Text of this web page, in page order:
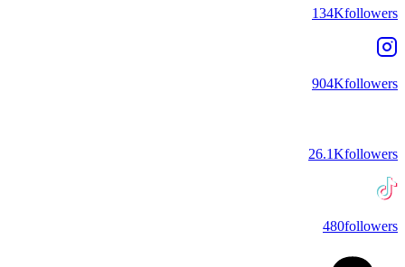
134Kfollowers
904Kfollowers
26.1Kfollowers
480followers